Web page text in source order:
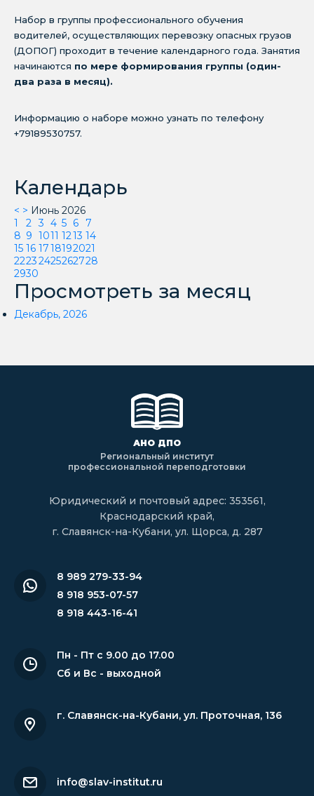
Календарь
< > Июнь 2026
1
2 3 4 5 6
7
8 9 1011 1213 14
15 16 1718192021
22232425262728
2930
Просмотреть за месяц
Декабрь, 2026
Набор в группы профессионального обучения
водителей, осуществляющих перевозку опасных грузов
(ДОПОГ) проходит в течение календарного года. Занятия
начинаются по мере формирования группы (один-
два раза в месяц).
Информацию о наборе можно узнать по телефону
+79189530757.
АНО ДПО
Региональный институт
профессиональной переподготовки
Юридический и почтовый адрес: 353561,
Краснодарский край,
г. Славянск-на-Кубани, ул. Щорса, д. 287
8 989 279-33-94
8 918 953-07-57
8 918 443-16-41
Пн - Пт с 9.00 до 17.00
Сб и Вс - выходной
г. Славянск-на-Кубани, ул. Проточная, 136
info@slav-institut.ru